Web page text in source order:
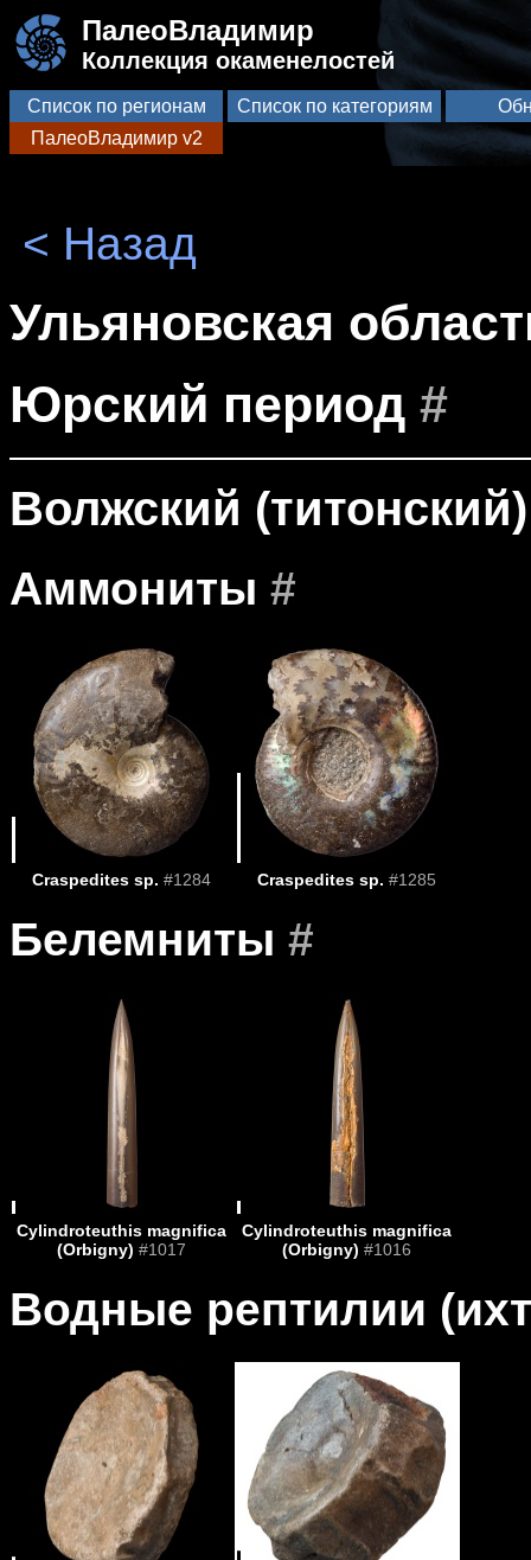
ПалеоВладимир
Коллекция окаменелостей
Список по регионам Список по категориям
ПалеоВладимир v2
< Назад
Ульяновская
Юрский период #
Волжский
Аммониты #
Craspedites sp. #1284 Craspedites sp. #1285
Белемниты #
Cylindroteuthis magnifica
(Orbigny) #1017
Cylindroteuthis magnifica
(Orbigny) #1016
Водные рептилии